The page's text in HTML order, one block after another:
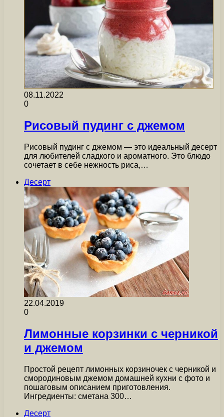
08.11.2022
0
Рисовый пудинг с джемом
Рисовый пудинг с джемом — это идеальный десерт
для любителей сладкого и ароматного. Это блюдо
сочетает в себе нежность риса,…
Десерт
22.04.2019
0
Лимонные корзинки с черникой
и джемом
Простой рецепт лимонных корзиночек с черникой и
смородиновым джемом домашней кухни с фото и
пошаговым описанием приготовления.
Ингредиенты: сметана 300…
Десерт